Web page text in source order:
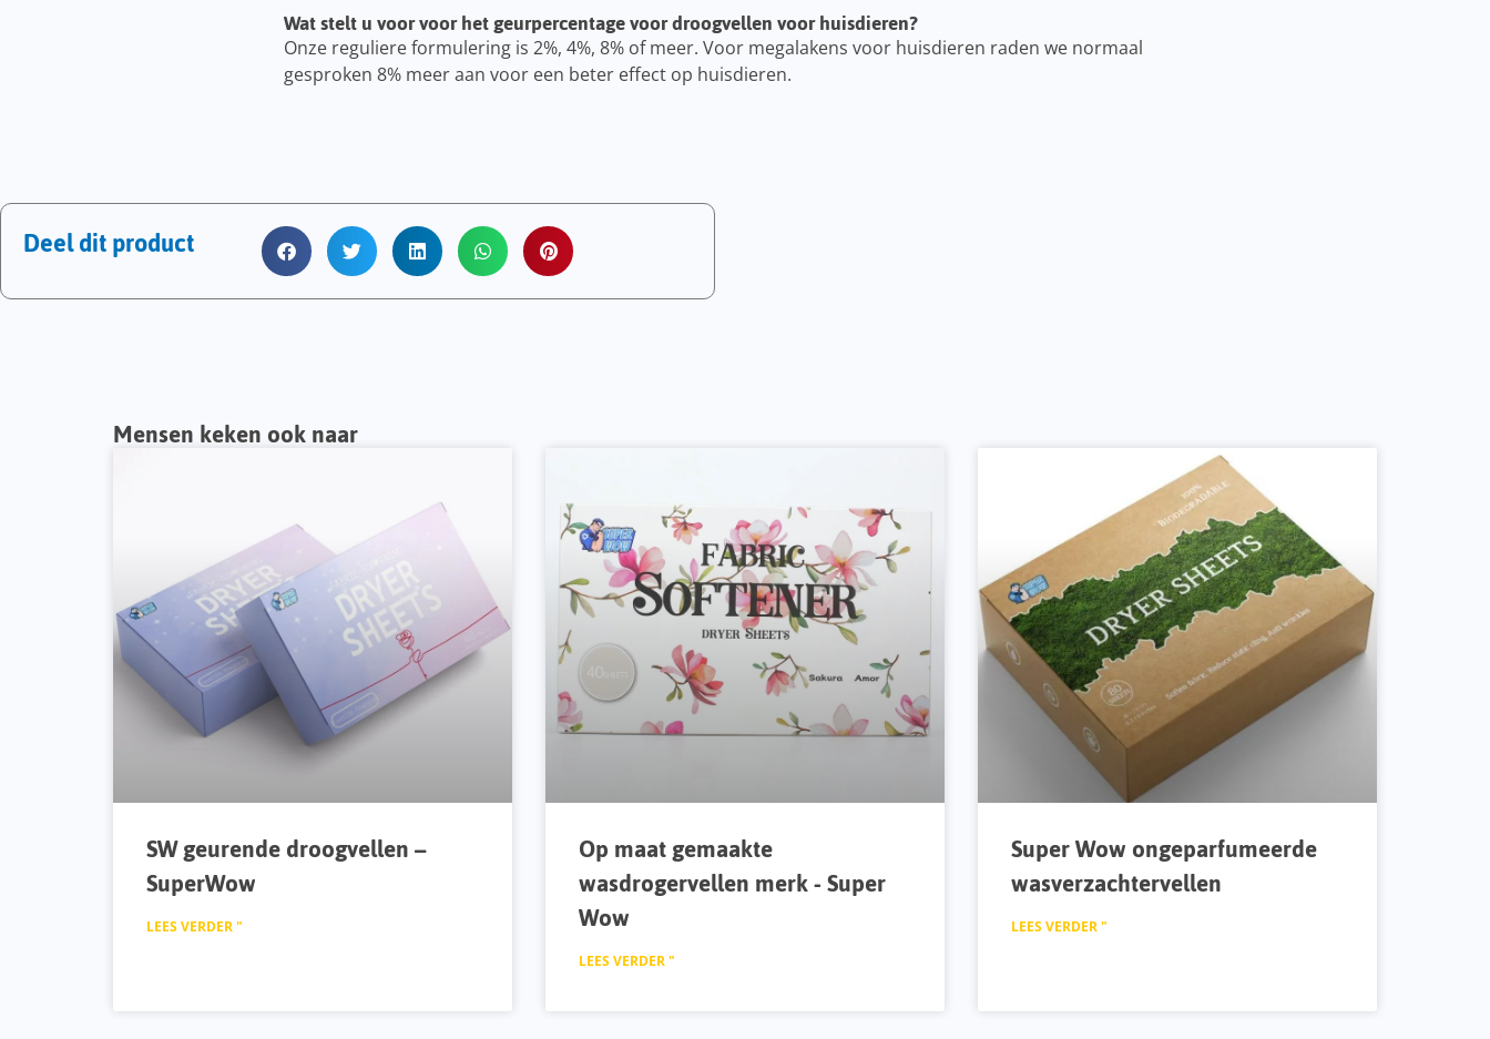
Wat stelt u voor voor het geurpercentage voor droogvellen voor huisdieren?
Onze reguliere formulering is 2%, 4%, 8% of meer. Voor megalakens voor huisdieren raden we normaal
gesproken 8% meer aan voor een beter effect op huisdieren.
Deel dit product
Mensen keken ook naar
SW geurende droogvellen –
SuperWow
LEES VERDER "
Op maat gemaakte
wasdrogervellen merk - Super
Wow
LEES VERDER "
Super Wow ongeparfumeerde
wasverzachtervellen
LEES VERDER "